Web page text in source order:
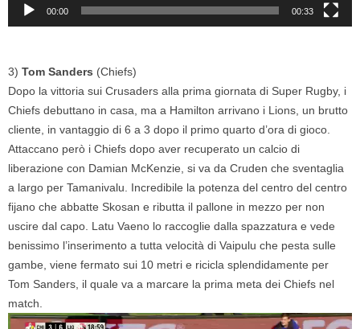
00:00 00:33
3) Tom Sanders (Chiefs)
Dopo la vittoria sui Crusaders alla prima giornata di Super Rugby, i
Chiefs debuttano in casa, ma a Hamilton arrivano i Lions, un brutto
cliente, in vantaggio di 6 a 3 dopo il primo quarto d’ora di gioco.
Attaccano però i Chiefs dopo aver recuperato un calcio di
liberazione con Damian McKenzie, si va da Cruden che sventaglia
a largo per Tamanivalu. Incredibile la potenza del centro del centro
fijano che abbatte Skosan e ributta il pallone in mezzo per non
uscire dal capo. Latu Vaeno lo raccoglie dalla spazzatura e vede
benissimo l’inserimento a tutta velocità di Vaipulu che pesta sulle
gambe, viene fermato sui 10 metri e ricicla splendidamente per
Tom Sanders, il quale va a marcare la prima meta dei Chiefs nel
match.
Video